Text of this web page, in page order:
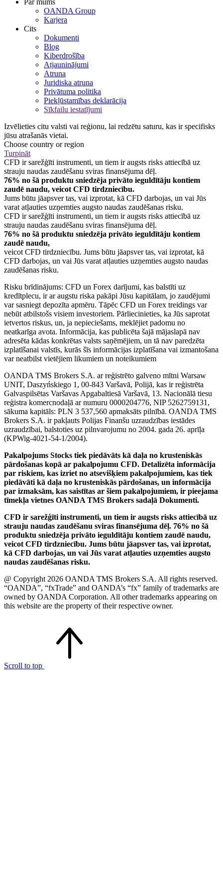
OANDA Group
Karjera
Cits
Dokumenti
Blog
Kiberdrošība
Atjauninājumi
Atruna
Juridiska atruna
Privātuma politika
Piekļūstamības deklarācija
Sīkfailu iestatījumi
Izvēlieties citu valsti vai reģionu, lai redzētu saturu, kas ir specifisks
jūsu atrašanās vietai.
Choose country or region
Turpināt
CFD ir sarežģīti instrumenti, un tiem ir augsts risks attiecībā uz
strauju naudas zaudēšanu sviras finansējuma dēļ.
76% no šā produktu sniedzēja privāto ieguldītāju kontiem
zaudē naudu, veicot CFD tirdzniecību.
Jums būtu jāapsver tas, vai izprotat, kā CFD darbojas, un vai Jūs
varat atļauties uzņemties augsto naudas zaudēšanas risku.
CFD ir sarežģīti instrumenti, un tiem ir augsts risks attiecībā uz
strauju naudas zaudēšanu sviras finansējuma dēļ.
76% no šā produktu sniedzēja privāto ieguldītāju kontiem
zaudē naudu,
veicot CFD tirdzniecību. Jums būtu jāapsver tas, vai izprotat, kā
CFD darbojas, un vai Jūs varat atļauties uzņemties augsto naudas
zaudēšanas risku.
Risku brīdinājums: CFD un Forex darījumi, kas balstīti uz
kredītplecu, ir ar augstu riska pakāpi Jūsu kapitālam, jo zaudējumi
var sasniegt depozīta apmēru. Tāpēc CFD un Forex treidings var
nebūt atbilstošs visiem investoriem. Pārliecinieties, ka Jūs saprotat
ietvertos riskus, un, ja nepieciešams, meklējiet padomu no
neatkarīga avota. Informācija, kas publicēta šajā mājaslapā nav
adresēta kādas konkrētas valsts saņēmējiem, un tā nav paredzēta
izplatīšanai valstīs, kurās šīs informācijas izplatīšana vai izmantošana
var neatbilst vietējiem likumiem un noteikumiem
OANDA TMS Brokers S.A. ar reģistrēto galveno mītni Warsaw
UNIT, Daszyńskiego 1, 00-843 Varšavā, Polijā, kas ir reģistrēta
Galvaspilsētas Varšavas Apgabaltiesā Varšavā, 13. Nacionālā tiesu
reģistra komercnodaļā ar numuru 0000204776, NIP 5262759131,
sākuma kapitāls: PLN 3 537,560 apmaksāts pilnībā. OANDA TMS
Brokers S.A. ir pakļauts Polijas Finanšu uzraudzības iestādes
uzraudzībai, balstoties uz pilnvarojumu no 2004. gada 26. aprīļa
(KPWig-4021-54-1/2004).
Pakalpojums Stocks tiek piedāvāts kā daļa no krusteniskās
pārdošanas kopā ar pakalpojumu CFD. Detalizēta informācija
par riskiem, kas izriet no atsevišķiem pakalpojumiem, kas tiek
piedāvāti kā daļa no krusteniskās pārdošanas, un informācija
par izmaksām, kas saistītas ar šiem pakalpojumiem, ir pieejama
tīmekļa vietnes OANDA TMS Brokers sadaļā Dokumenti.
CFD ir sarežģīti instrumenti, un tiem ir augsts risks attiecībā uz
strauju naudas zaudēšanu sviras finansējuma dēļ. 76% no šā
produktu sniedzēja privāto ieguldītāju kontiem zaudē naudu,
veicot CFD tirdzniecību. Jums būtu jāapsver tas, vai izprotat,
kā CFD darbojas, un vai Jūs varat atļauties uzņemties augsto
naudas zaudēšanas risku.
@ Copyright 2026 OANDA TMS Brokers S.A. All rights reserved.
“OANDA”, “fxTrade” and OANDA’s “fx” family of trademarks are
owned by OANDA Corporation. All other trademarks appearing on
this website are the property of their respective owner.
Scroll to top